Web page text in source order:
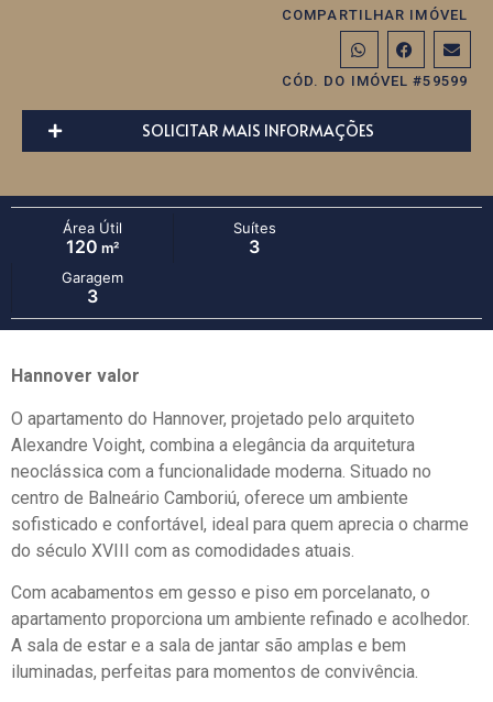
COMPARTILHAR IMÓVEL
CÓD. DO IMÓVEL #59599
SOLICITAR MAIS INFORMAÇÕES
Área Útil
120 m²
Suítes
3
Garagem
3
Hannover valor
O apartamento do Hannover, projetado pelo arquiteto
Alexandre Voight, combina a elegância da arquitetura
neoclássica com a funcionalidade moderna. Situado no
centro de Balneário Camboriú, oferece um ambiente
sofisticado e confortável, ideal para quem aprecia o charme
do século XVIII com as comodidades atuais.
Com acabamentos em gesso e piso em porcelanato, o
apartamento proporciona um ambiente refinado e acolhedor.
A sala de estar e a sala de jantar são amplas e bem
iluminadas, perfeitas para momentos de convivência.